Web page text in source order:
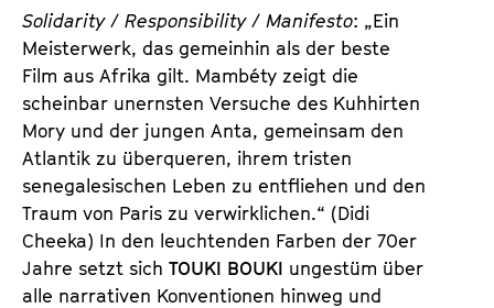
d
e
n
T
i
c
k
e
t
s
d
e
m
K
a
l
e
n
d
e
r
Solidarity / Responsibility / Manifesto: „Ein
Meisterwerk, das gemeinhin als der beste
Film aus Afrika gilt. Mambéty zeigt die
scheinbar unernsten Versuche des Kuhhirten
Mory und der jungen Anta, gemeinsam den
Atlantik zu überqueren, ihrem tristen
senegalesischen Leben zu entfliehen und den
Traum von Paris zu verwirklichen.“ (Didi
Cheeka) In den leuchtenden Farben der 70er
Jahre setzt sich TOUKI BOUKI ungestüm über
alle narrativen Konventionen hinweg und